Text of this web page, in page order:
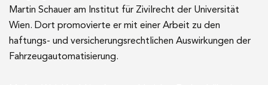
Martin Schauer am Institut für Zivilrecht der Universität
Wien. Dort promovierte er mit einer Arbeit zu den
haftungs- und versicherungsrechtlichen Auswirkungen der
Fahrzeugautomatisierung.